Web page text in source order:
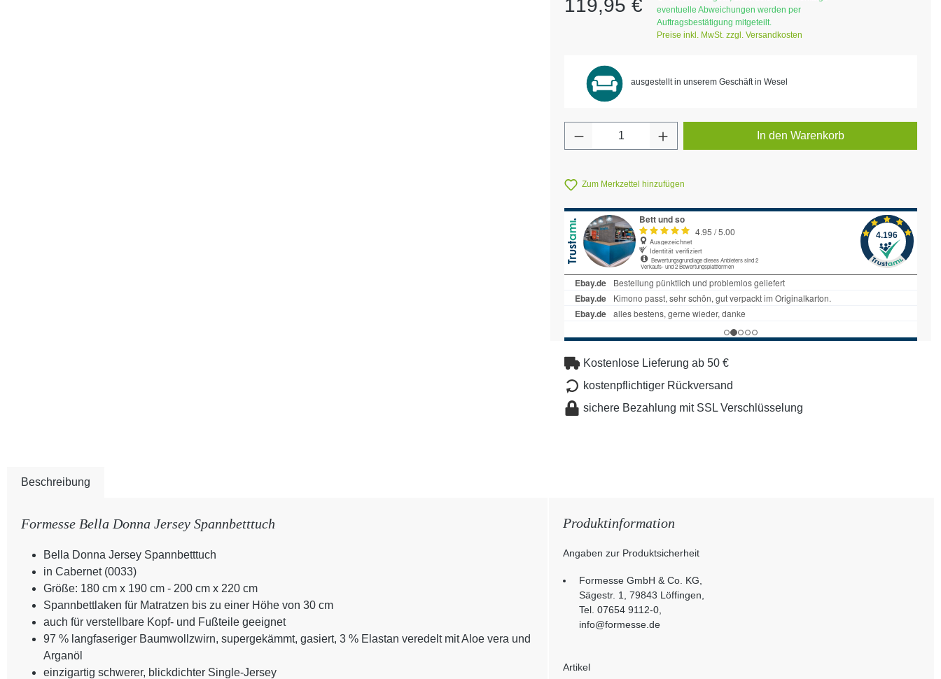
119,95 €
eventuelle Abweichungen werden per
Auftragsbestätigung mitgeteilt.
Preise inkl. MwSt. zzgl. Versandkosten
ausgestellt in unserem Geschäft in Wesel
Produkt Anzahl: Gib den gewünschten Wert ein
In den Warenkorb
Zum Merkzettel hinzufügen
Kostenlose Lieferung ab 50 €
kostenpflichtiger Rückversand
sichere Bezahlung mit SSL Verschlüsselung
Beschreibung
Formesse Bella Donna Jersey Spannbetttuch
Bella Donna Jersey Spannbetttuch
in Cabernet (0033)
Größe: 180 cm x 190 cm - 200 cm x 220 cm
Spannbettlaken für Matratzen bis zu einer Höhe von 30 cm
auch für verstellbare Kopf- und Fußteile geeignet
97 % langfaseriger Baumwollzwirn, supergekämmt, gasiert, 3 % Elastan veredelt mit Aloe vera und
Arganöl
einzigartig schwerer, blickdichter Single-Jersey
Produktinformation
Angaben zur Produktsicherheit
Formesse GmbH & Co. KG,
Sägestr. 1, 79843 Löffingen,
Tel. 07654 9112-0,
info@formesse.de
Artikel